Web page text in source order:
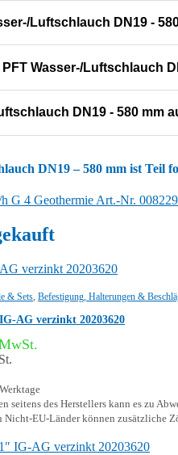
Luftschlauch DN19 -
Wasser-/Luftschlauch
DN19 - 580 mm
DN19 – 580 mm ist Teil
G 4 Geothermie Art.-Nr.
& Sets, Befestigung, Halterungen &
AG verzinkt 20203620
seitens des Herstellers kann es zu
EU-Länder können zusätzliche